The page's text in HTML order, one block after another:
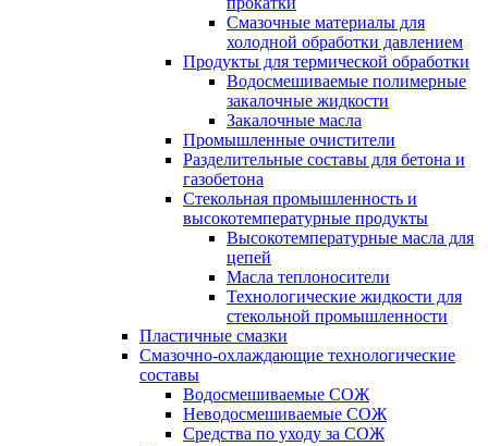
Смазочные материалы для
холодной обработки давлением
Продукты для термической обработки
Водосмешиваемые полимерные
закалочные жидкости
Закалочные масла
Промышленные очистители
Разделительные составы для бетона и
газобетона
Стекольная промышленность и
высокотемпературные продукты
Высокотемпературные масла для
цепей
Масла теплоносители
Технологические жидкости для
стекольной промышленности
Пластичные смазки
Смазочно-охлаждающие технологические
составы
Водосмешиваемые СОЖ
Неводосмешиваемые СОЖ
Средства по уходу за СОЖ